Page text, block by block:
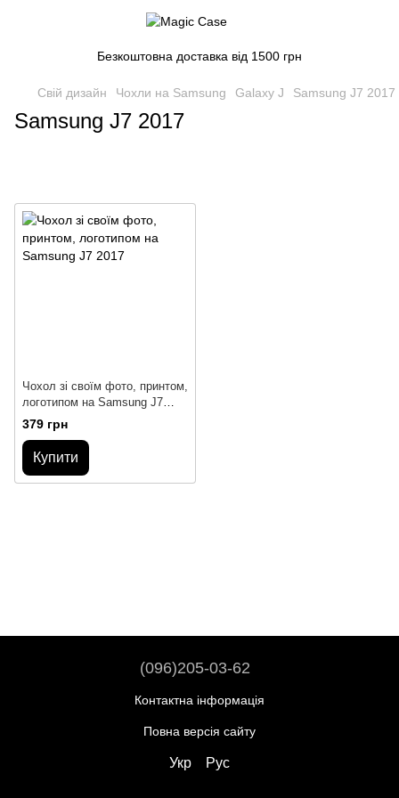
Безкоштовна доставка від 1500 грн
Свій дизайн Чохли на Samsung Galaxy J Samsung J7 2017
Samsung J7 2017
Чохол зі своїм фото, принтом,
логотипом на Samsung J7
2017
379 грн
Купити
(096)205-03-62
Контактна інформація
Повна версія сайту
Укр Рус